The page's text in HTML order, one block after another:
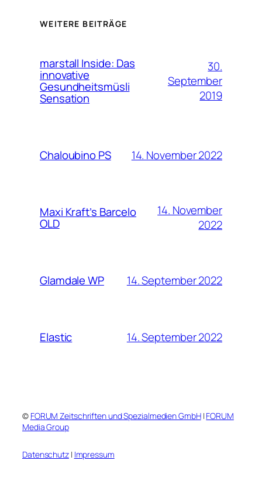
WEITERE BEITRÄGE
marstall Inside: Das
innovative
Gesundheitsmüsli
Sensation
30.
September
2019
Chaloubino PS 14. November 2022
Maxi Kraft’s Barcelo
OLD
14. November
2022
Glamdale WP 14. September 2022
Elastic 14. September 2022
© FORUM Zeitschriften und Spezialmedien GmbH| FORUM
Media Group
Datenschutz| Impressum